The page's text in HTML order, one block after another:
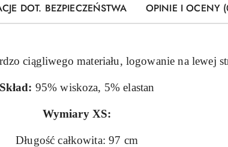
DOT. BEZPIECZEŃSTWA OPINIE I OCENY
ciągliwego materiału, logowanie na lewej
Skład: 95% wiskoza, 5% elastan
Wymiary XS:
Długość całkowita: 97 cm